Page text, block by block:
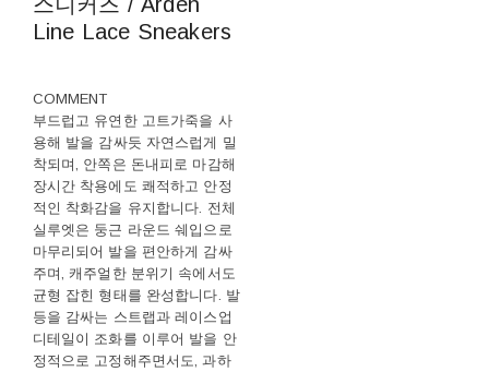
Line Lace Sneakers
COMMENT
부드럽고 유연한 고트가죽을 사
용해 발을 감싸듯 자연스럽게 밀
착되며, 안쪽은 돈내피로 마감해
장시간 착용에도 쾌적하고 안정
적인 착화감을 유지합니다. 전체
실루엣은 둥근 라운드 쉐입으로
마무리되어 발을 편안하게 감싸
주며, 캐주얼한 분위기 속에서도
균형 잡힌 형태를 완성합니다. 발
등을 감싸는 스트랩과 레이스업
디테일이 조화를 이루어 발을 안
정적으로 고정해주면서도, 과하